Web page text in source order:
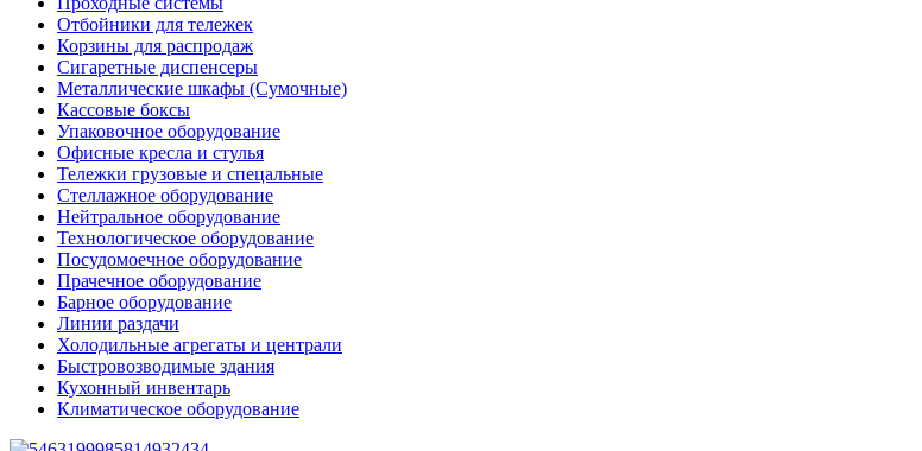
Отбойники для тележек
Корзины для распродаж
Сигаретные диспенсеры
Металлические шкафы (Сумочные)
Кассовые боксы
Упаковочное оборудование
Офисные кресла и стулья
Тележки грузовые и спецальные
Стеллажное оборудование
Нейтральное оборудование
Технологическое оборудование
Посудомоечное оборудование
Прачечное оборудование
Барное оборудование
Линии раздачи
Холодильные агрегаты и централи
Быстровозводимые здания
Кухонный инвентарь
Климатическое оборудование